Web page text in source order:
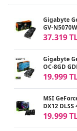
Gigabyte
GV-
Kartı
37.319
Gigabyte
OC-8GD
19.999
MSI
DX12
19.999